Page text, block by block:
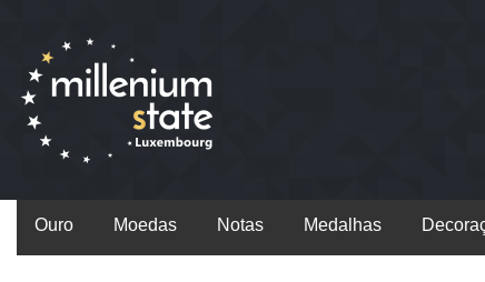
Ouro Moedas Notas Medalhas